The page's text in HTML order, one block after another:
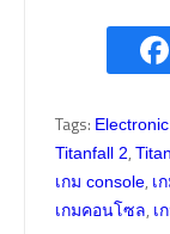
Tags:
Titanfall 2,
เกม console, เ
เกมคอนโซล, เ